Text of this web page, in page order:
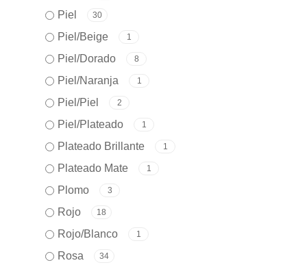
Piel 30
Piel/Beige 1
Piel/Dorado 8
Piel/Naranja 1
Piel/Piel 2
Piel/Plateado 1
Plateado Brillante 1
Plateado Mate 1
Plomo 3
Rojo 18
Rojo/Blanco 1
Rosa 34